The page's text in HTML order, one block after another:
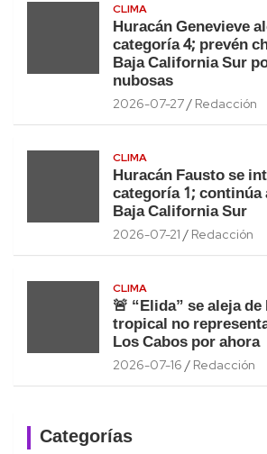
CLIMA
Huracán Genevieve
categoría 4; prevén
Baja California Sur
nubosas
2026-07-27 Redacción
CLIMA
Huracán Fausto se
categoría 1; continúa
Baja California Sur
2026-07-21 Redacción
CLIMA
🚨 “Elida” se aleja
tropical no
Los Cabos por ahora
2026-07-16 Redacción
Categorías